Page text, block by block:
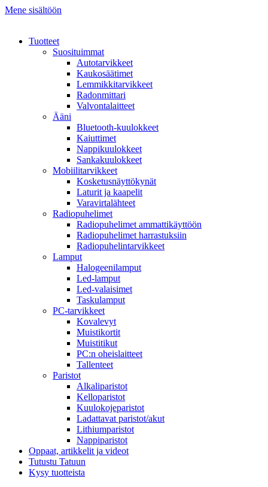
Mene sisältöön
Tuotteet
Suosituimmat
Autotarvikkeet
Kaukosäätimet
Lemmikkitarvikkeet
Radonmittari
Valvontalaitteet
Ääni
Bluetooth-kuulokkeet
Kaiuttimet
Nappikuulokkeet
Sankakuulokkeet
Mobiilitarvikkeet
Kosketusnäyttökynät
Laturit ja kaapelit
Varavirtalähteet
Radiopuhelimet
Radiopuhelimet ammattikäyttöön
Radiopuhelimet harrastuksiin
Radiopuhelintarvikkeet
Lamput
Halogeenilamput
Led-lamput
Led-valaisimet
Taskulamput
PC-tarvikkeet
Kovalevyt
Muistikortit
Muistitikut
PC:n oheislaitteet
Tallenteet
Paristot
Alkaliparistot
Kelloparistot
Kuulokojeparistot
Ladattavat paristot/akut
Lithiumparistot
Nappiparistot
Oppaat, artikkelit ja videot
Tutustu Tatuun
Kysy tuotteista